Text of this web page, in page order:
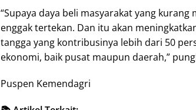
“Supaya daya beli masyarakat yang
enggak tertekan. Dan itu akan
tangga yang kontribusinya lebih dari 50
ekonomi, baik pusat maupun daerah,”
Puspen Kemendagri